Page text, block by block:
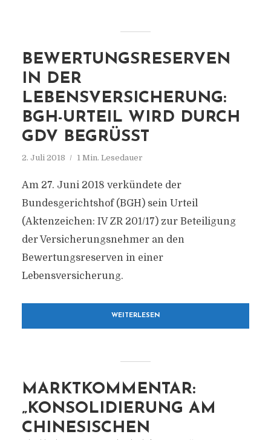
BEWERTUNGSRESERVEN
IN DER
LEBENSVERSICHERUNG:
BGH-URTEIL WIRD DURCH
GDV BEGRÜSST
2. Juli 2018 1 Min. Lesedauer
Am 27. Juni 2018 verkündete der
Bundesgerichtshof (BGH) sein Urteil
(Aktenzeichen: IV ZR 201/17) zur Beteiligung
der Versicherungsnehmer an den
Bewertungsreserven in einer
Lebensversicherung.
WEITERLESEN
MARKTKOMMENTAR:
„KONSOLIDIERUNG AM
CHINESISCHEN